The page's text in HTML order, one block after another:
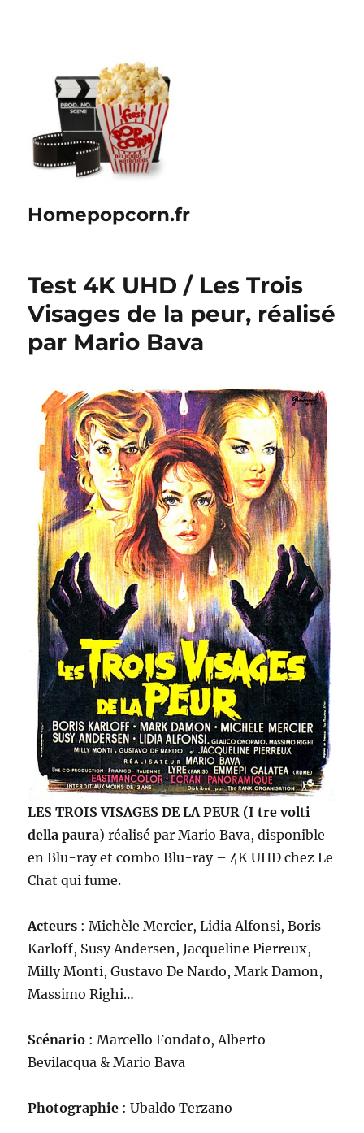
Homepopcorn.fr
Test 4K UHD / Les Trois
Visages de la peur, réalisé
par Mario Bava
LES TROIS VISAGES DE LA PEUR (I tre volti
della paura) réalisé par Mario Bava, disponible
en Blu-ray et combo Blu-ray – 4K UHD chez Le
Chat qui fume.
Acteurs : Michèle Mercier, Lidia Alfonsi, Boris
Karloff, Susy Andersen, Jacqueline Pierreux,
Milly Monti, Gustavo De Nardo, Mark Damon,
Massimo Righi…
Scénario : Marcello Fondato, Alberto
Bevilacqua & Mario Bava
Photographie : Ubaldo Terzano